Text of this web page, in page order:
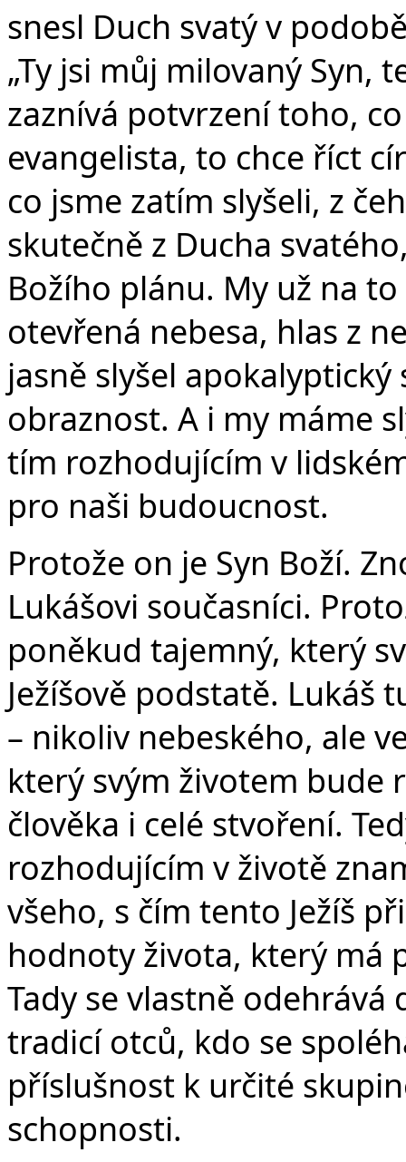
snesl Duch svatý v
„Ty jsi můj milovaný Syn,
zaznívá potvrzení toho,
evangelista, to chce říct
co jsme zatím slyšeli, z
skutečně z Ducha
Božího plánu. My už na
otevřená nebesa, hlas z
jasně slyšel
obraznost. A i my máme
tím rozhodujícím v
pro naši budoucnost.
Protože on je Syn Boží.
Lukášovi současníci.
poněkud tajemný, který
Ježíšově podstatě. Lukáš
– nikoliv nebeského, ale
který svým životem bude
člověka i celé stvoření.
rozhodujícím v životě
všeho, s čím tento Ježíš
hodnoty života, který má
Tady se vlastně
tradicí otců, kdo se
příslušnost k určité
schopnosti.